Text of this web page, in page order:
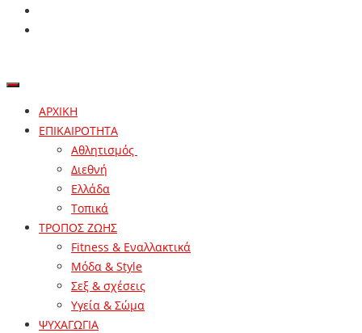
ΑΡΧΙΚΗ
ΕΠΙΚΑΙΡΟΤΗΤΑ
Αθλητισμός
Διεθνή
Ελλάδα
Τοπικά
ΤΡΟΠΟΣ ΖΩΗΣ
Fitness & Εναλλακτικά
Μόδα & Style
Σεξ & σχέσεις
Υγεία & Σώμα
ΨΥΧΑΓΩΓΙΑ